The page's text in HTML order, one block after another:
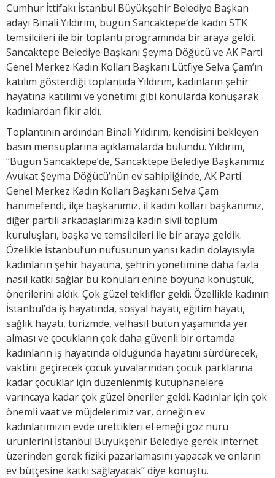
Cumhur İttifakı İstanbul Büyükşehir Belediye Başkan
adayı Binali Yıldırım, bugün Sancaktepe’de kadın STK
temsilcileri ile bir toplantı programında bir araya geldi.
Sancaktepe Belediye Başkanı Şeyma Döğücü ve AK Parti
Genel Merkez Kadın Kolları Başkanı Lütfiye Selva Çam’ın
katılım gösterdiği toplantıda Yıldırım, kadınların şehir
hayatına katılımı ve yönetimi gibi konularda konuşarak
kadınlardan fikir aldı.
Toplantının ardından Binali Yıldırım, kendisini bekleyen
basın mensuplarına açıklamalarda bulundu. Yıldırım,
“Bugün Sancaktepe’de, Sancaktepe Belediye Başkanımız
Avukat Şeyma Döğücü’nün ev sahipliğinde, AK Parti
Genel Merkez Kadın Kolları Başkanı Selva Çam
hanımefendi, ilçe başkanımız, il kadın kolları başkanımız,
diğer partili arkadaşlarımıza kadın sivil toplum
kuruluşları, başka ve temsilcileri ile bir araya geldik.
Özelikle İstanbul’un nüfusunun yarısı kadın dolayısıyla
kadınların şehir hayatına, şehrin yönetimine daha fazla
nasıl katkı sağlar bu konuları enine boyuna konuştuk,
önerilerini aldık. Çok güzel teklifler geldi. Özellikle kadının
İstanbul’da iş hayatında, sosyal hayatı, eğitim hayatı,
sağlık hayatı, turizmde, velhasıl bütün yaşamında yer
alması ve çocukların çok daha güvenli bir ortamda
kadınların iş hayatında olduğunda hayatını sürdürecek,
vaktini geçirecek çocuk yuvalarından çocuk parklarına
kadar çocuklar için düzenlenmiş kütüphanelere
varıncaya kadar çok güzel öneriler geldi. Kadınlar için çok
önemli vaat ve müjdelerimiz var, örneğin ev
kadınlarımızın evde ürettikleri el emeği göz nuru
ürünlerini İstanbul Büyükşehir Belediye gerek internet
üzerinden gerek fiziki pazarlamasını yapacak ve onların
ev bütçesine katkı sağlayacak” diye konuştu.